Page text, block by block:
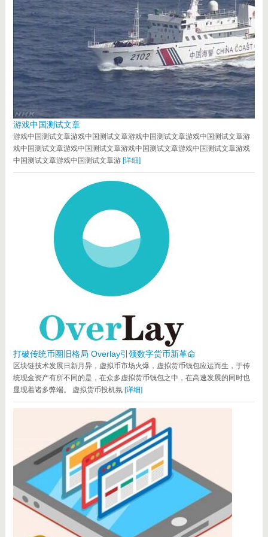
游戏中国测试文章
游戏中国测试文章游戏中国测试文章游戏中国测试文章游戏中国测试文章游
戏中国测试文章游戏中国测试文章游戏中国测试文章游戏中国测试文章游戏
中国测试文章游戏中国测试文章游 [详细]
打破传统币圈旧格局 Overlay引领数字货币新革命
区块链技术发展日新月异，虚拟币市场火爆，虚拟货币钱包应运而生，于传
统现金资产有所不同的是，在众多虚拟货币钱包之中，在高速发展的同时也
显现着诸多弊端。 虚拟货币投机氛 [详细]